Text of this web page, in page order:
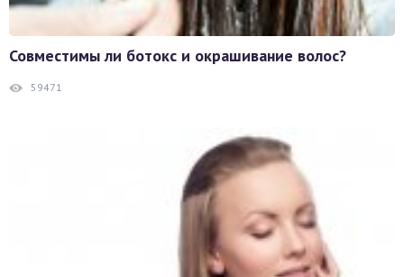
Совместимы ли ботокс и окрашивание волос?
59471